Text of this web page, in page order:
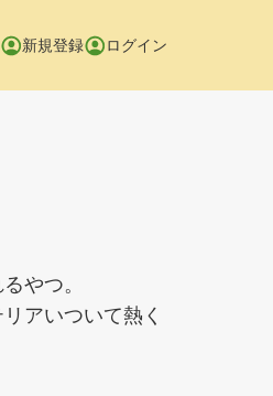
新規登録 ログイン
やつ。
アいついて熱く